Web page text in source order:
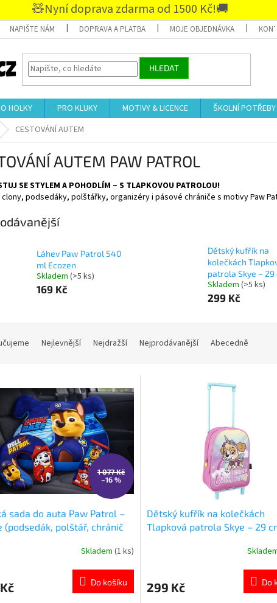
🧸Nyní doprava zdarma od 1500 Kč!🚚
NAPIŠTE NÁM DOPRAVA A PLATBA MOJE OBJEDNÁVKA
HLEDAT
HOLKY PRO KLUKY MOTIVY & LICENCE ŠKOLNÍ POTŘEBY
CESTOVÁNÍ AUTEM
AUTEM PAW PATROL
SE STYLEM A POHODLÍM – S TLAPKOVOU PATROLOU!
clony, podsedáky, polštářky, organizéry i pásové chrániče s motivy Paw
Láhev Paw Patrol 540
ml Ecozen
Skladem (>5 ks)
169 Kč
Dětský kufřík na
kolečkách
patrola Skye – 29
Skladem (>5 ks)
299 Kč
Nejlevnější Nejdražší Nejprodávanější Abecedně
1 077 Kč
–16 %
sada do auta Paw Patrol –
(podsedák, polštář, chránič
Skladem (1 ks)
Do košíku
Dětský kufřík na kolečkách
Tlapková patrola Skye – 29
je
299 Kč Do